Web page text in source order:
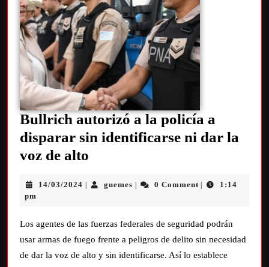
Bullrich autorizó a la policía a
disparar sin identificarse ni dar la
voz de alto
14/03/2024 guemes 0 Comment
1:14
pm
Los agentes de las fuerzas federales de seguridad podrán
usar armas de fuego frente a peligros de delito sin necesidad
de dar la voz de alto y sin identificarse. Así lo establece